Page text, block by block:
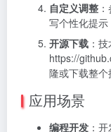
自定义调整
写个性化提示
开源下载 ：
https://
隆或下载整个
应用场景
编程开发 ：